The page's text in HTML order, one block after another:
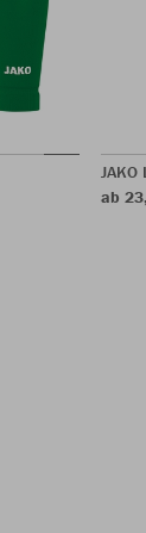
JAKO
ab